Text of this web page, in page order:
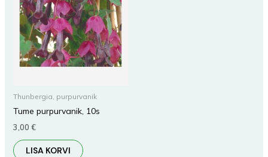
Thunbergia, purpurvanik
Tume purpurvanik, 10s
3,00 €
LISA KORVI